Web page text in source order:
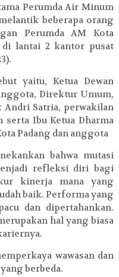
Perumda Air Minum
beberapa orang
Perumda AM Kota
di lantai 2 kantor pusat
yaitu, Ketua Dewan
Direktur Umum,
Satria, perwakilan
serta Ibu Ketua Dharma
Padang dan anggota
bahwa mutasi
refleksi diri bagi
kinerja mana yang
baik. Performa yang
dan dipertahankan.
hal yang biasa
wawasan dan
berbeda.